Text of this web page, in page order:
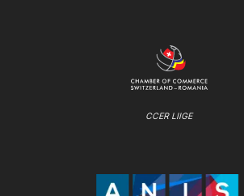
CCER LIIGE